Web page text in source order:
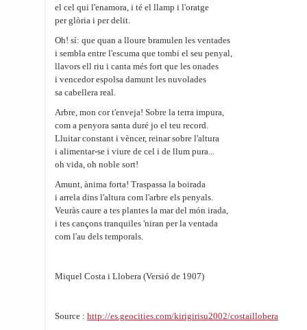
el cel qui l'enamora, i té el llamp i l'oratge
per glòria i per delit.
Oh! sí: que quan a lloure bramulen les ventades
i sembla entre l'escuma que tombi el seu penyal,
llavors ell riu i canta més fort que les onades
i vencedor espolsa damunt les nuvolades
sa cabellera real.
Arbre, mon cor t'enveja! Sobre la terra impura,
com a penyora santa duré jo el teu record.
Lluitar constant i vèncer, reinar sobre l'altura
i alimentar-se i viure de cel i de llum pura...
oh vida, oh noble sort!
Amunt, ànima forta! Traspassa la boirada
i arrela dins l'altura com l'arbre els penyals.
Veuràs caure a tes plantes la mar del món irada,
i tes cançons tranquiles 'niran per la ventada
com l'au dels temporals.
Miquel Costa i Llobera (Versió de 1907)
Source : http://es.geocities.com/kirigirisu2002/costaillobera